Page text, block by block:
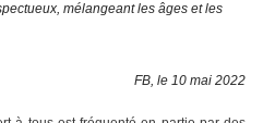
mélangeant les âges et les
FB, le 10 mai 2022